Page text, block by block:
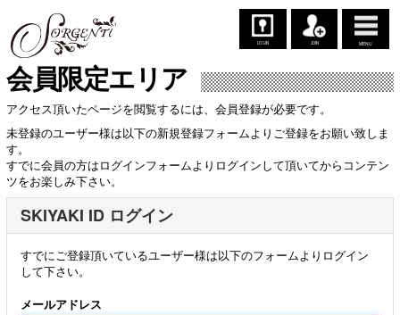
LOGIN JOIN MENU
会員限定エリア
アクセス頂いたページを閲覧するには、会員登録が必要です。
未登録のユーザー様は以下の新規登録フォームよりご登録をお願い致しま
す。
すでに会員の方はログインフォームよりログインして頂いてからコンテン
ツをお楽しみ下さい。
SKIYAKI ID ログイン
すでにご登録頂いているユーザー様は以下のフォームよりログイン
して下さい。
メールアドレス